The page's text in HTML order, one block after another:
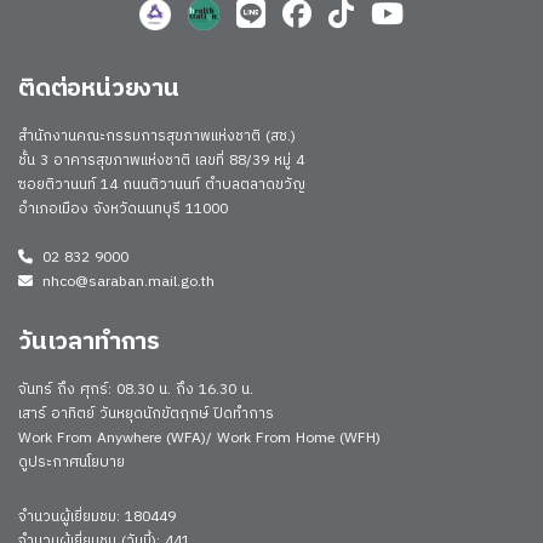
ติดต่อหน่วยงาน
สำนักงานคณะกรรมการสุขภาพแห่งชาติ (สช.)
ชั้น 3 อาคารสุขภาพแห่งชาติ เลขที่ 88/39 หมู่ 4
ซอยติวานนท์ 14 ถนนติวานนท์ ตำบลตลาดขวัญ
อำเภอเมือง จังหวัดนนทบุรี 11000
02 832 9000
nhco@saraban.mail.go.th
วันเวลาทำการ
จันทร์ ถึง ศุกร์: 08.30 น. ถึง 16.30 น.
เสาร์ อาทิตย์ วันหยุดนักขัตฤกษ์ ปิดทำการ
Work From Anywhere (WFA)/ Work From Home (WFH)
ดูประกาศนโยบาย
จำนวนผู้เยี่ยมชม: 180449